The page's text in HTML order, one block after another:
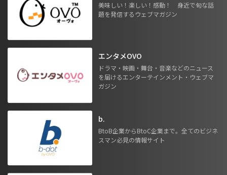
美味しい！楽しい！感動！ 身近で旬な話
題を発信するウェブマガジン
エンタメOVO
ドラマ・映画・舞台・音楽などのニュース
を届けるエンターテインメント・ウェブマ
ガジン
b.
BtoB企業からBtoC企業まで。全てのビジネ
スマン必見の情報サイト